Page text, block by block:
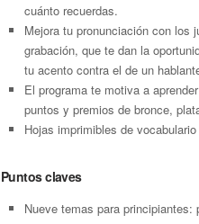
cuánto recuerdas.
Mejora tu pronunciación con los
grabación, que te dan la
tu acento contra el de un
El programa te motiva a
puntos y premios de bronce,
Hojas imprimibles de
Puntos claves
Nueve temas para